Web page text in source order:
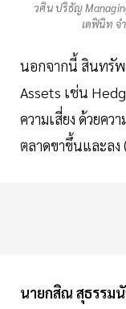
วศิน ปริธัญ
เดฟินิท จ
นอกจากนี้ สินทรัพ
Assets เช่น
ความเสี่ยง ด้วยค
ตลาดขาขึ้นและลง
นายกสิณ สุธรรม